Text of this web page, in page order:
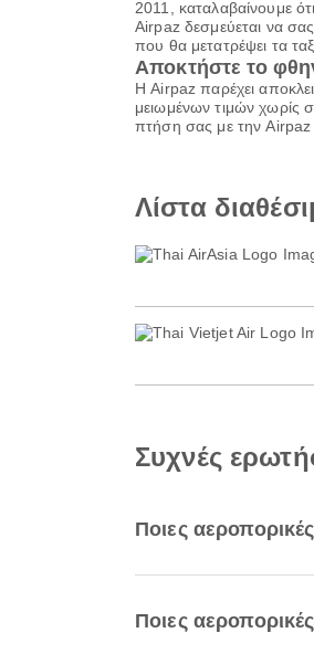
2011, καταλαβαίνουμε
Airpaz δεσμεύεται να
που θα μετατρέψει τα
Αποκτήστε το
Η Airpaz παρέχει
μειωμένων τιμών χωρίς
πτήση σας με την Airpaz
Λίστα
Συχνές
Ποιες
Ποιες